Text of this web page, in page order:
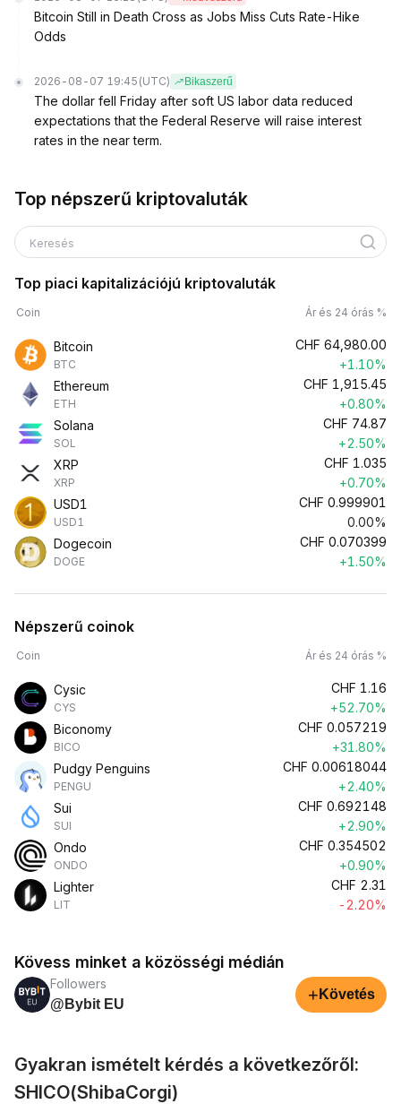
Bitcoin Still in Death Cross as Jobs Miss Cuts Rate-Hike
Odds
2026-08-07 19:45 (UTC) Bikaszerű
The dollar fell Friday after soft US labor data reduced
expectations that the Federal Reserve will raise interest
rates in the near term.
Top népszerű kriptovaluták
Keresés
Top piaci kapitalizációjú kriptovaluták
Coin Ár és 24 órás %
Bitcoin
BTC
CHF 64,980.00
+1.10%
Ethereum
ETH
CHF 1,915.45
+0.80%
Solana
SOL
CHF 74.87
+2.50%
XRP
XRP
CHF 1.035
+0.70%
USD1
USD1
CHF 0.999901
0.00%
Dogecoin
DOGE
CHF 0.070399
+1.50%
Népszerű coinok
Coin Ár és 24 órás %
Cysic
CYS
CHF 1.16
+52.70%
Biconomy
BICO
CHF 0.057219
+31.80%
Pudgy Penguins
PENGU
CHF 0.00618044
+2.40%
Sui
SUI
CHF 0.692148
+2.90%
Ondo
ONDO
CHF 0.354502
+0.90%
Lighter
LIT
CHF 2.31
-2.20%
Kövess minket a közösségi médián
Followers
@Bybit EU
+ Követés
Gyakran ismételt kérdés a következőről:
SHICO(ShibaCorgi)